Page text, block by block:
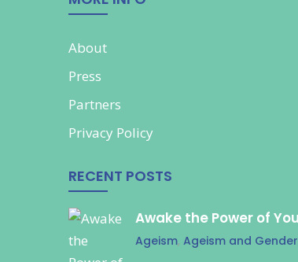
About
Press
Partners
Privacy Policy
RECENT POSTS
Awake the Power of
Ageism, Ageism and Gender